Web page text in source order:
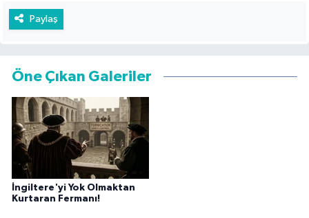
Paylaş
Öne Çıkan Galeriler
İngiltere'yi Yok Olmaktan
Kurtaran Fermanı!